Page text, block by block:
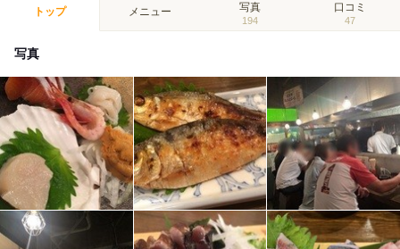
トップ メニュー 写真
194
口コミ
47
写真